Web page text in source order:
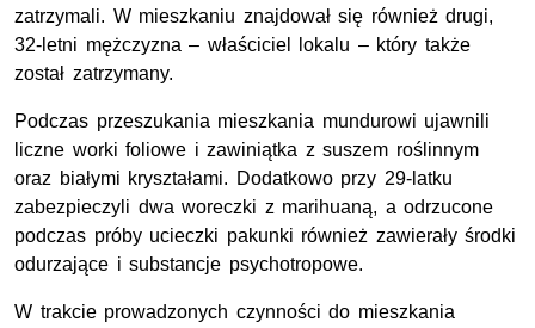
zatrzymali. W mieszkaniu znajdował się również drugi,
32-letni mężczyzna – właściciel lokalu – który także
został zatrzymany.
Podczas przeszukania mieszkania mundurowi ujawnili
liczne worki foliowe i zawiniątka z suszem roślinnym
oraz białymi kryształami. Dodatkowo przy 29-latku
zabezpieczyli dwa woreczki z marihuaną, a odrzucone
podczas próby ucieczki pakunki również zawierały środki
odurzające i substancje psychotropowe.
W trakcie prowadzonych czynności do mieszkania